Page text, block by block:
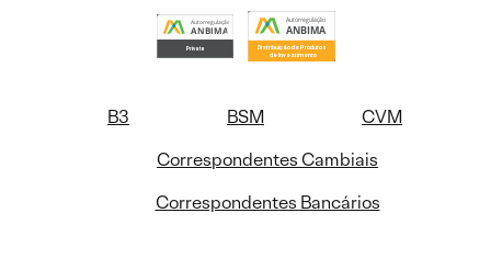
B3 BSM
CVM
Correspondentes Cambiais
Correspondentes Bancários